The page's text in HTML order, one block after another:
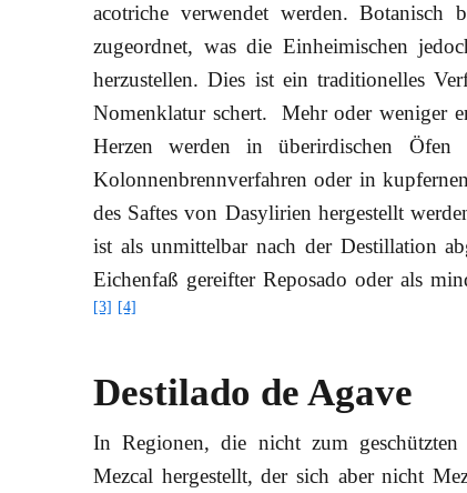
acotriche verwendet werden.
zugeordnet, was die Einheimischen
herzustellen. Dies ist ein traditionelles
Nomenklatur schert. Mehr oder weniger
Herzen werden in überirdischen
Kolonnenbrennverfahren oder in
des Saftes von Dasylirien hergestellt
ist als unmittelbar nach der Destillation
Eichenfaß gereifter Reposado oder als
[3] [4]
Destilado de Agave
In Regionen, die nicht zum
Mezcal hergestellt, der sich aber nicht